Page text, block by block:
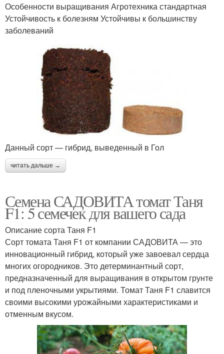
Особенности выращивания Агротехника стандартная
Устойчивость к болезням Устойчивы к большинству
заболеваний
Данный сорт — гибрид, выведенный в Гол
читать дальше →
Семена САДОВИТА томат Таня
F1: 5 семечек для вашего сада
Описание сорта Таня F1
Сорт томата Таня F1 от компании САДОВИТА — это
инновационный гибрид, который уже завоевал сердца
многих огородников. Это детерминантный сорт,
предназначенный для выращивания в открытом грунте
и под пленочными укрытиями. Томат Таня F1 славится
своими высокими урожайными характеристиками и
отменным вкусом.